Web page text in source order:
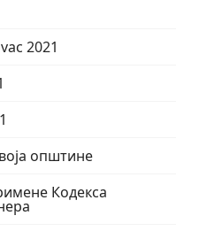
2021
општине
Кодекса